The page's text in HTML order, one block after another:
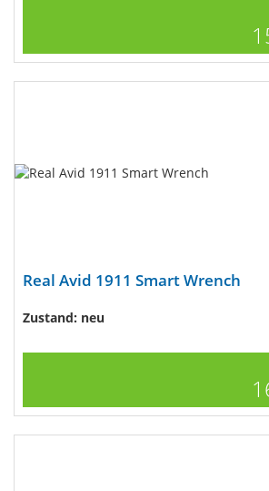
Real Avid 1911 Smart Wrench
Zustand: neu